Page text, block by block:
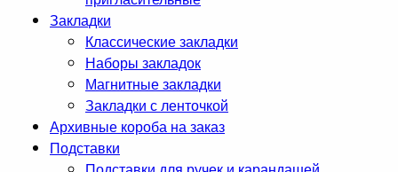
Закладки
Классические закладки
Наборы закладок
Магнитные закладки
Закладки с ленточкой
Архивные короба на заказ
Подставки